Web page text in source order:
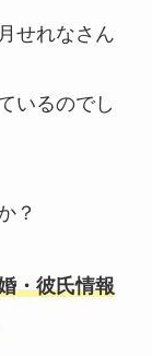
せれなさん
いるのでし
？
・彼氏情報